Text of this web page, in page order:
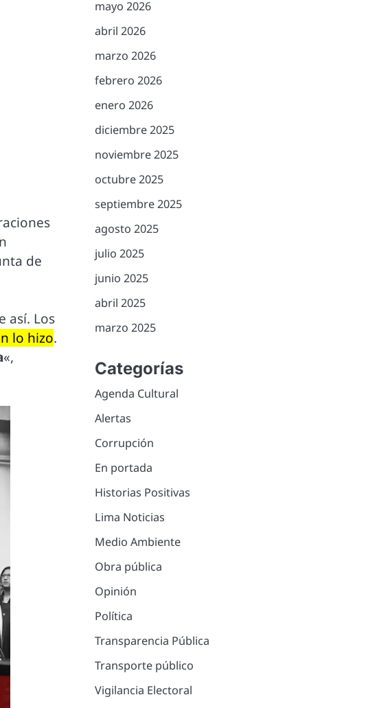
de
así. Los
lo hizo.
«,
mayo 2026
abril 2026
marzo 2026
febrero 2026
enero 2026
diciembre 2025
noviembre 2025
octubre 2025
septiembre 2025
agosto 2025
julio 2025
junio 2025
abril 2025
marzo 2025
Categorías
Agenda Cultural
Alertas
Corrupción
En portada
Historias Positivas
Lima Noticias
Medio Ambiente
Obra pública
Opinión
Política
Transparencia Pública
Transporte público
Vigilancia Electoral